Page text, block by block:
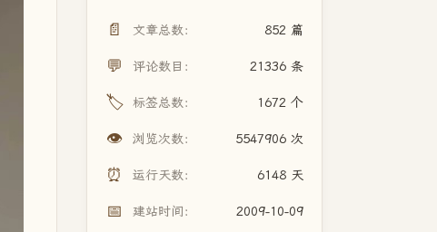
📄 文章总数： 852 篇
💬 评论数目： 21336 条
🏷️ 标签总数： 1672 个
👁️ 浏览次数： 5547906 次
⏰ 运行天数： 6148 天
📅 建站时间： 2009-10-09